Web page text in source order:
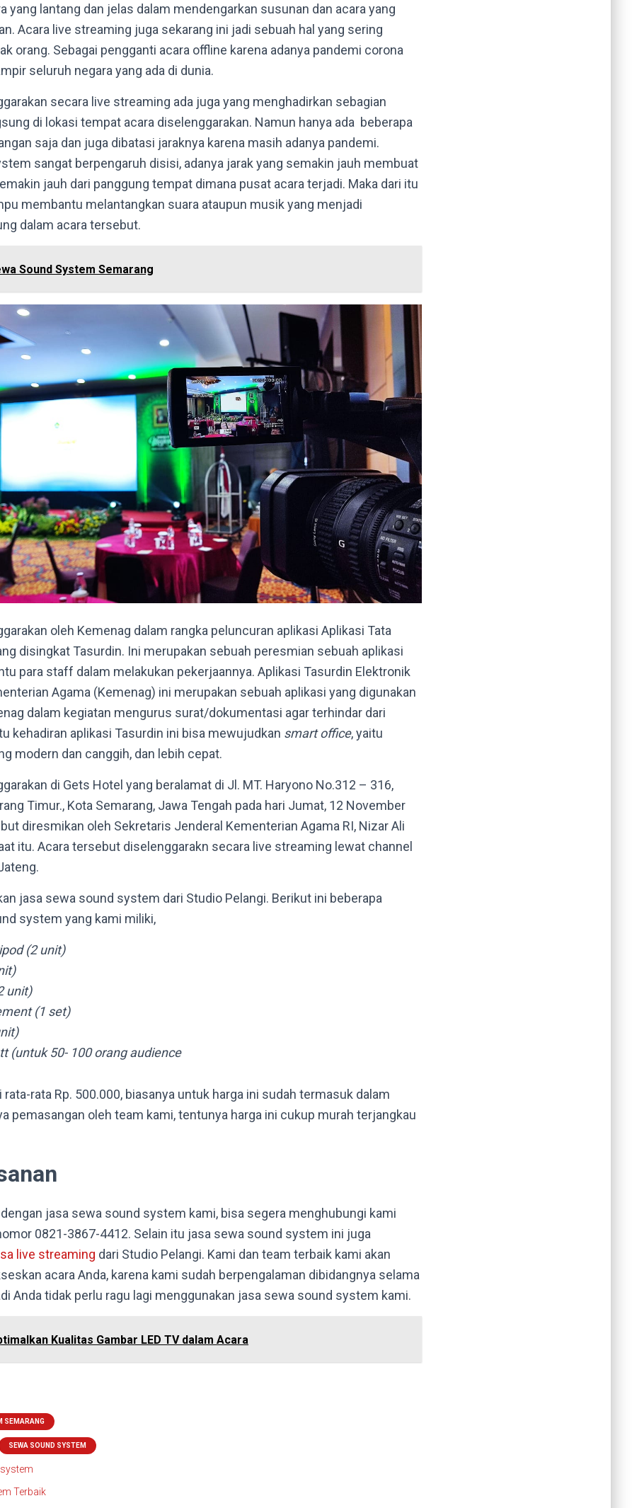
yang lantang dan jelas dalam mendengarkan susunan dan acara yang
Acara live streaming juga sekarang ini jadi sebuah hal yang sering
orang. Sebagai pengganti acara offline karena adanya pandemi corona
seluruh negara yang ada di dunia.
secara live streaming ada juga yang menghadirkan sebagian
di lokasi tempat acara diselenggarakan. Namun hanya ada beberapa
saja dan juga dibatasi jaraknya karena masih adanya pandemi.
sangat berpengaruh disisi, adanya jarak yang semakin jauh membuat
jauh dari panggung tempat dimana pusat acara terjadi. Maka dari itu
membantu melantangkan suara ataupun musik yang menjadi
dalam acara tersebut.
Sound System Semarang
oleh Kemenag dalam rangka peluncuran aplikasi Aplikasi Tata
disingkat Tasurdin. Ini merupakan sebuah peresmian sebuah aplikasi
para staff dalam melakukan pekerjaannya. Aplikasi Tasurdin Elektronik
Agama (Kemenag) ini merupakan sebuah aplikasi yang digunakan
dalam kegiatan mengurus surat/dokumentasi agar terhindar dari
kehadiran aplikasi Tasurdin ini bisa mewujudkan smart office, yaitu
modern dan canggih, dan lebih cepat.
di Gets Hotel yang beralamat di Jl. MT. Haryono No.312 – 316,
Timur., Kota Semarang, Jawa Tengah pada hari Jumat, 12 November
diresmikan oleh Sekretaris Jenderal Kementerian Agama RI, Nizar Ali
itu. Acara tersebut diselenggarakn secara live streaming lewat channel
jasa sewa sound system dari Studio Pelangi. Berikut ini beberapa
system yang kami miliki,
(2 unit)
unit)
(1 set)
(untuk 50- 100 orang audience
rata-rata Rp. 500.000, biasanya untuk harga ini sudah termasuk dalam
pemasangan oleh team kami, tentunya harga ini cukup murah terjangkau
jasa sewa sound system kami, bisa segera menghubungi kami
0821-3867-4412. Selain itu jasa sewa sound system ini juga
live streaming dari Studio Pelangi. Kami dan team terbaik kami akan
acara Anda, karena kami sudah berpengalaman dibidangnya selama
Anda tidak perlu ragu lagi menggunakan jasa sewa sound system kami.
Kualitas Gambar LED TV dalam Acara
SEMARANG
SEWA SOUND SYSTEM
Terbaik